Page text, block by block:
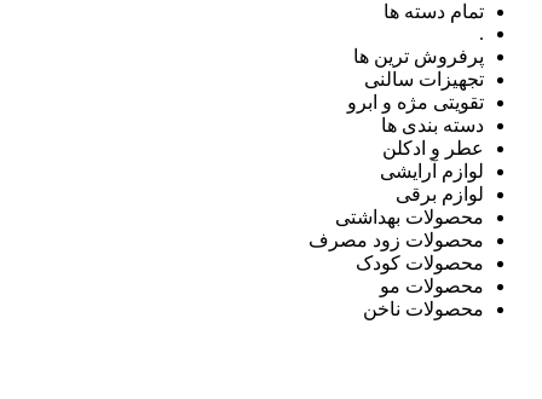
تمام دسته ها
.
پرفروش ترین ها
تجهیزات سالنی
تقویتی مژه و ابرو
دسته بندی ها
عطر و ادکلن
لوازم آرایشی
لوازم برقی
محصولات بهداشتی
محصولات زود مصرف
محصولات کودک
محصولات مو
محصولات ناخن